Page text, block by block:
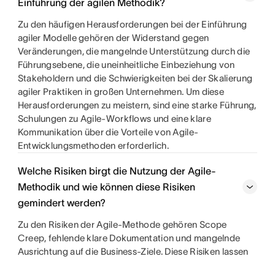
Einführung der agilen Methodik?
Zu den häufigen Herausforderungen bei der Einführung
agiler Modelle gehören der Widerstand gegen
Veränderungen, die mangelnde Unterstützung durch die
Führungsebene, die uneinheitliche Einbeziehung von
Stakeholdern und die Schwierigkeiten bei der Skalierung
agiler Praktiken in großen Unternehmen. Um diese
Herausforderungen zu meistern, sind eine starke Führung,
Schulungen zu Agile-Workflows und eine klare
Kommunikation über die Vorteile von Agile-
Entwicklungsmethoden erforderlich.
Welche Risiken birgt die Nutzung der Agile-
Methodik und wie können diese Risiken
gemindert werden?
Zu den Risiken der Agile-Methode gehören Scope
Creep, fehlende klare Dokumentation und mangelnde
Ausrichtung auf die Business-Ziele. Diese Risiken lassen